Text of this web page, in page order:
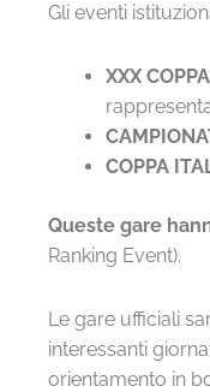
Gli eventi
XXX
COPPA
Queste gare
Ranking Event).
Le gare ufficiali
interessanti
orientamento in